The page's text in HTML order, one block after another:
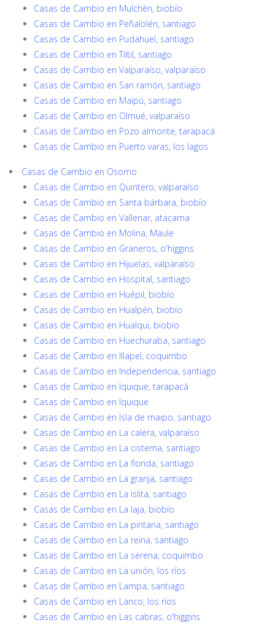
Casas de Cambio en Mulchén, biobío
Casas de Cambio en Peñalolén, santiago
Casas de Cambio en Pudahuel, santiago
Casas de Cambio en Tiltil, santiago
Casas de Cambio en Valparaíso, valparaíso
Casas de Cambio en San ramón, santiago
Casas de Cambio en Maipú, santiago
Casas de Cambio en Olmué, valparaíso
Casas de Cambio en Pozo almonte, tarapacá
Casas de Cambio en Puerto varas, los lagos
Casas de Cambio en Osorno
Casas de Cambio en Quintero, valparaíso
Casas de Cambio en Santa bárbara, biobío
Casas de Cambio en Vallenar, atacama
Casas de Cambio en Molina, Maule
Casas de Cambio en Graneros, o'higgins
Casas de Cambio en Hijuelas, valparaíso
Casas de Cambio en Hospital, santiago
Casas de Cambio en Huépil, biobío
Casas de Cambio en Hualpén, biobío
Casas de Cambio en Hualqui, biobío
Casas de Cambio en Huechuraba, santiago
Casas de Cambio en Illapel, coquimbo
Casas de Cambio en Independencia, santiago
Casas de Cambio en Iquique, tarapacá
Casas de Cambio en Iquique
Casas de Cambio en Isla de maipo, santiago
Casas de Cambio en La calera, valparaíso
Casas de Cambio en La cisterna, santiago
Casas de Cambio en La florida, santiago
Casas de Cambio en La granja, santiago
Casas de Cambio en La islita, santiago
Casas de Cambio en La laja, biobío
Casas de Cambio en La pintana, santiago
Casas de Cambio en La reina, santiago
Casas de Cambio en La serena, coquimbo
Casas de Cambio en La unión, los ríos
Casas de Cambio en Lampa, santiago
Casas de Cambio en Lanco, los ríos
Casas de Cambio en Las cabras, o'higgins